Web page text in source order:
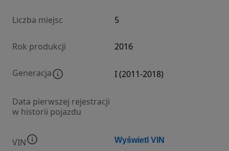
Liczba miejsc 5
Rok produkcji 2016
Generacja I (2011-2018)
Data pierwszej rejestracji
w historii pojazdu
VIN Wyświetl VIN